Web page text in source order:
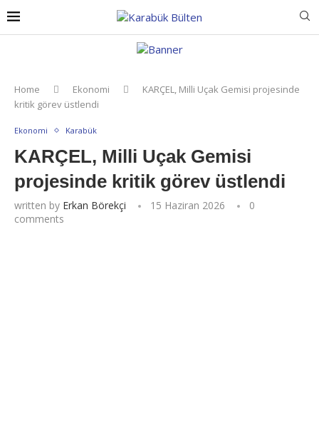
Home Ekonomi
KARÇEL, Milli Uçak Gemisi projesinde
kritik görev üstlendi
Ekonomi Karabük
KARÇEL, Milli Uçak Gemisi
projesinde kritik görev üstlendi
written by Erkan Börekçi 15 Haziran 2026
0
comments